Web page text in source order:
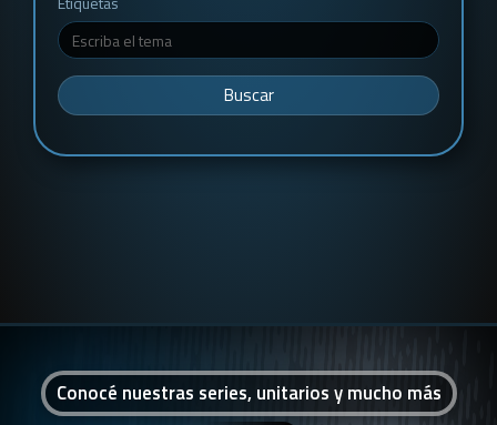
Buscar
Conocé nuestras series, unitarios y mucho más